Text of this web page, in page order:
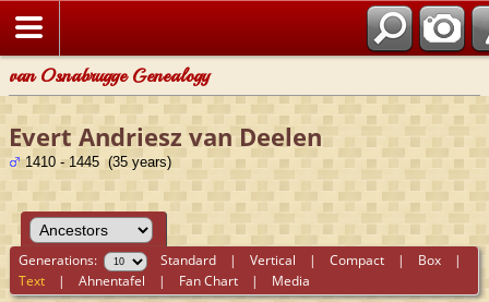
van Osnabrugge Genealogy
Evert Andriesz van Deelen
1410 - 1445 (35 years)
Generations: Standard |Vertical |Compact | Box |
Text |Ahnentafel | Fan Chart | Media